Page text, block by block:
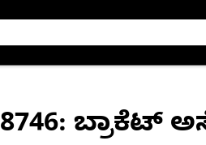
: ಬ್ರಾಕೆಟ್